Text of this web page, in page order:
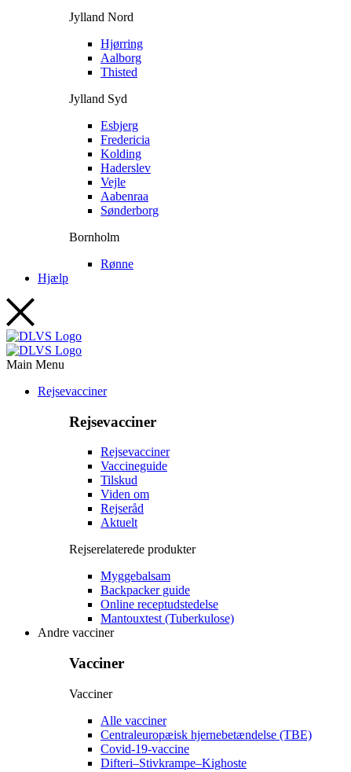
Jylland Nord
Hjørring
Aalborg
Thisted
Jylland Syd
Esbjerg
Fredericia
Kolding
Haderslev
Vejle
Aabenraa
Sønderborg
Bornholm
Rønne
Hjælp
Main Menu
Rejsevacciner
Rejsevacciner
Rejsevacciner
Vaccineguide
Tilskud
Viden om
Rejseråd
Aktuelt
Rejserelaterede produkter
Myggebalsam
Backpacker guide
Online receptudstedelse
Mantouxtest (Tuberkulose)
Andre vacciner
Vacciner
Vacciner
Alle vacciner
Centraleuropæisk hjernebetændelse (TBE)
Covid-19-vaccine
Difteri–Stivkrampe–Kighoste